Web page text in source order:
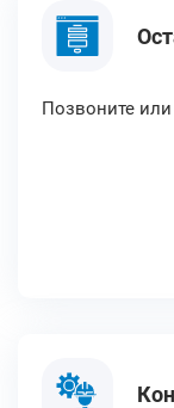
Позвоните или